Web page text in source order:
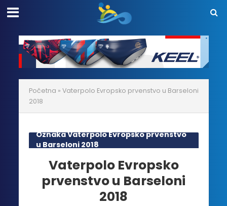
Početna » Vaterpolo Evropsko prvenstvo u Barseloni
2018
Oznaka Vaterpolo Evropsko prvenstvo
u Barseloni 2018
Vaterpolo Evropsko
prvenstvo u Barseloni
2018